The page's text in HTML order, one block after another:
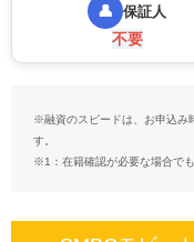
👤 保証人
不要
※融資のスピードは、お申込み
す。
※1：在籍確認が必要な場合で